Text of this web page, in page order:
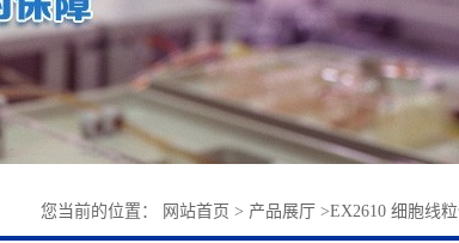
您当前的位置： 网站首页 > 产品展厅 >EX2610 细胞线